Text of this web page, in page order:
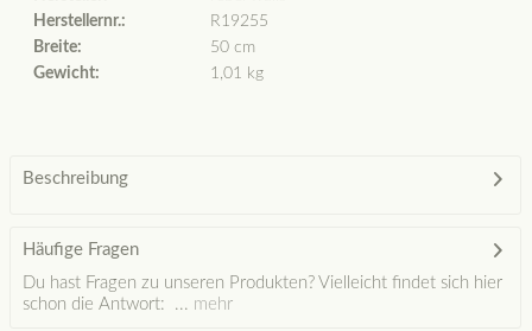
Herstellernr.:
R19255
Breite:
50 cm
Gewicht:
1,01 kg
Beschreibung
Häufige Fragen
Du hast Fragen zu unseren Produkten? Vielleicht findet sich hier
schon die Antwort: ... mehr